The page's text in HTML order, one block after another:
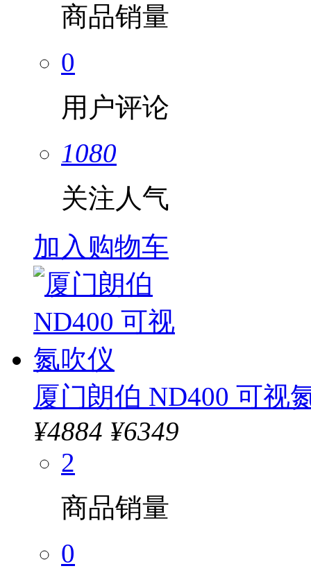
商品销量
0
用户评论
1080
关注人气
加入购物车
厦门朗伯 ND400 可视
¥4884 ¥6349
2
商品销量
0